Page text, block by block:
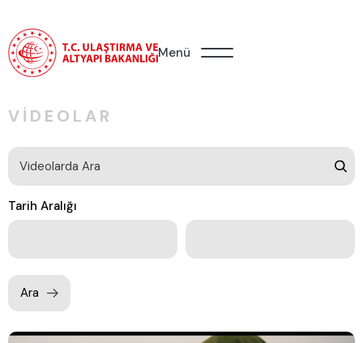
Menü
VIDEOLAR
Tarih Aralığı
Ara